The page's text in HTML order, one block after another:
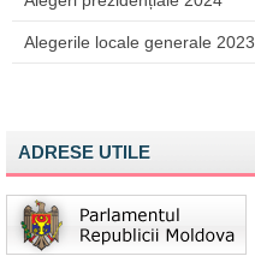
Alegerile locale generale 2023
ADRESE UTILE